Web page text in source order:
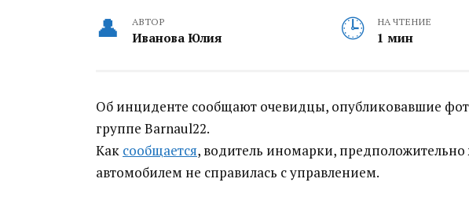
АВТОР
Иванова Юлия
НА ЧТЕНИЕ
1 мин
Об инциденте сообщают очевидцы, опубликовавшие
группе Barnaul22.
Как сообщается, водитель иномарки,
автомобилем не справилась с управлением.